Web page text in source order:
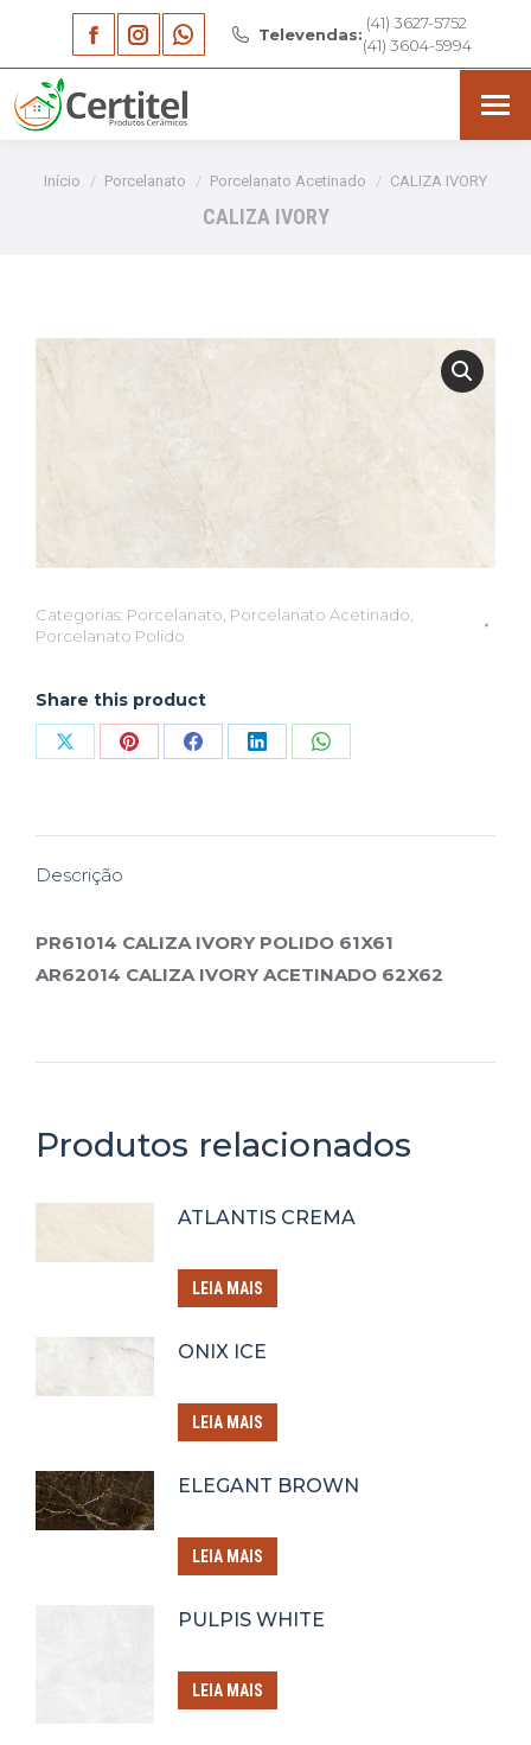
Facebook
page
opens
Instagram
page
opens
Whatsapp
page
new
Televendas:
(41) 3627-5752
(41) 3604-5994
Você está aqui:
Início Porcelanato Porcelanato Acetinado CALIZA IVORY
CALIZA IVORY
Categorias: Porcelanato Porcelanato Acetinado
Porcelanato Polido
Share this product
Compartilhar
Compartilhar
Compartilhar
CompartilharCompartilhar
Descrição
PR61014 CALIZA IVORY POLIDO 61X61
AR62014 CALIZA IVORY ACETINADO 62X62
Produtos relacionados
ATLANTIS CREMA
LEIA MAIS
ONIX ICE
LEIA MAIS
ELEGANT BROWN
LEIA MAIS
PULPIS WHITE
LEIA MAIS